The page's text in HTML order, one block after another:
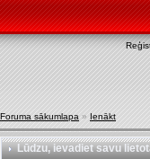
Foruma sākumlapa » Ienākt
Lūdzu, ievadiet savu